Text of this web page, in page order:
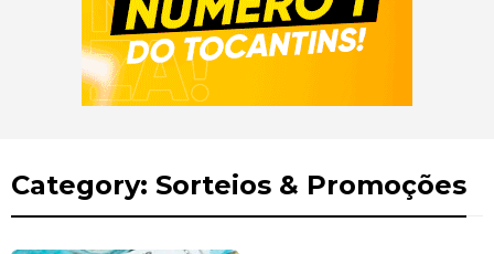
Category: Sorteios & Promoções